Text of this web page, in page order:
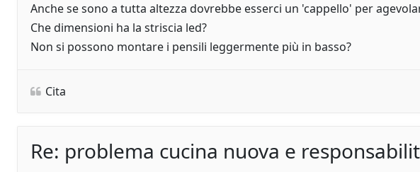
Anche se sono a tutta altezza dovrebbe esserci un 'cappello' per
Che dimensioni ha la striscia led?
Non si possono montare i pensili leggermente più in basso?
Cita
Re: problema cucina nuova e